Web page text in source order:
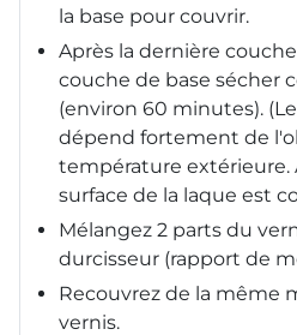
la base pour couvrir.
Après la dernière
couche de base sécher
(environ 60 minutes).
dépend fortement de
température extérieure.
surface de la laque est
Mélangez 2 parts du
durcisseur (rapport de
Recouvrez de la même
vernis.